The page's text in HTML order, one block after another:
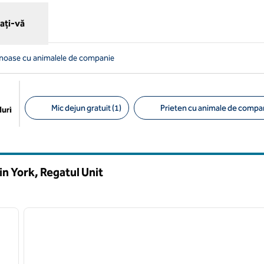
vă
cu animalele de companie
Mic dejun gratuit (1) Prieten cu animale de
York, Regatul Unit
imaginea următoare
1 din 12